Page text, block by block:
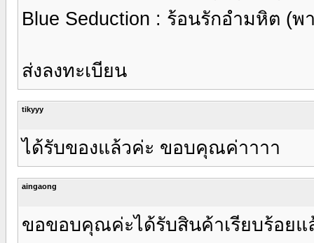
Blue Seduction : ร้อนรักอำมหิต (
ส่งลงทะเบียน
tikyyy
ได้รับของแล้วค่ะ ขอบคุณค่าาาา
aingaong
ขอขอบคุณค่ะได้รับสินค้าเรียบร้อยแ